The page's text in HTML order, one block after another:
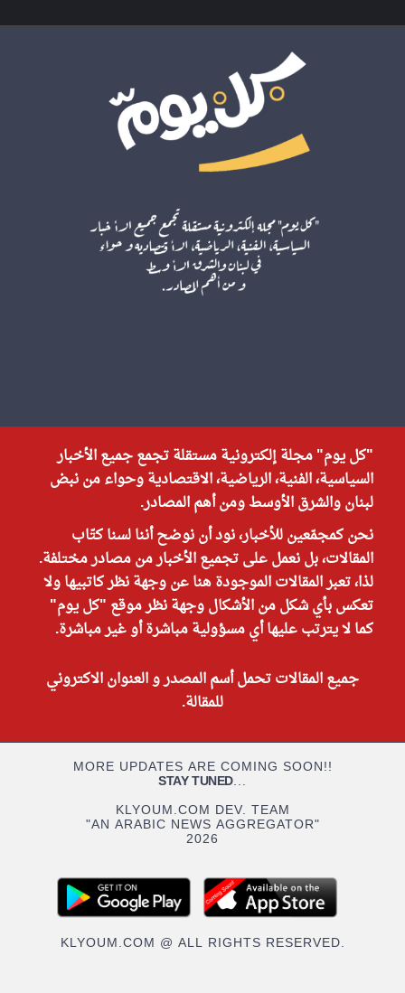
"كل يوم" مجلة إلكترونية مستقلة تجمع جميع الأخبار
السياسية، الفنية، الرياضية، الاقتصادية وحواء من نبض
لبنان والشرق الأوسط ومن أهم المصادر.
نحن كمجمّعين للأخبار، نود أن نوضح أننا لسنا كتّاب
المقالات، بل نعمل على تجميع الأخبار من مصادر مختلفة.
لذا، تعبر المقالات الموجودة هنا عن وجهة نظر كاتبيها ولا
تعكس بأي شكل من الأشكال وجهة نظر موقع "كل يوم"
كما لا يترتب عليها أي مسؤولية مباشرة أو غير مباشرة.
جميع المقالات تحمل أسم المصدر و العنوان الاكتروني
للمقالة.
MORE UPDATES ARE COMING SOON!!
STAY TUNED...
KLYOUM.COM DEV. TEAM
"AN ARABIC NEWS AGGREGATOR"
2026
KLYOUM.COM @ ALL RIGHTS RESERVED.